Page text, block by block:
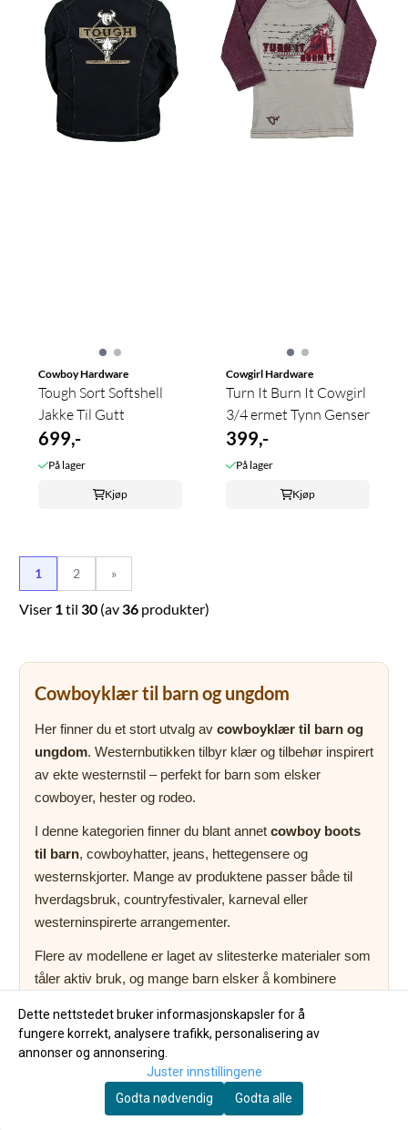
Cowboy Hardware
Tough Sort Softshell
Jakke Til Gutt
699,-
På lager
Kjøp
Cowgirl Hardware
Turn It Burn It Cowgirl
3/4 ermet Tynn Genser
399,-
På lager
Kjøp
1 2 »
Viser 1til 30 (av36 produkter)
Cowboyklær til barn og ungdom
Her finner du et stort utvalg av cowboyklær til barn og
ungdom. Westernbutikken tilbyr klær og tilbehør inspirert
av ekte westernstil – perfekt for barn som elsker
cowboyer, hester og rodeo.
I denne kategorien finner du blant annet cowboy boots
til barn, cowboyhatter, jeans, hettegensere og
westernskjorter. Mange av produktene passer både til
hverdagsbruk, countryfestivaler, karneval eller
westerninspirerte arrangementer.
Flere av modellene er laget av slitesterke materialer som
tåler aktiv bruk, og mange barn elsker å kombinere
westernstil.
Dette nettstedet bruker informasjonskapsler for å
fungere korrekt, analysere trafikk, personalisering av
annonser og annonsering.
Juster innstillingene
Godta nødvendig
Godta alle